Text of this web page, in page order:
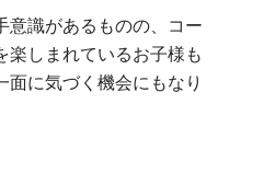
意識があるものの、コー
楽しまれているお子様も
に気づく機会にもなり